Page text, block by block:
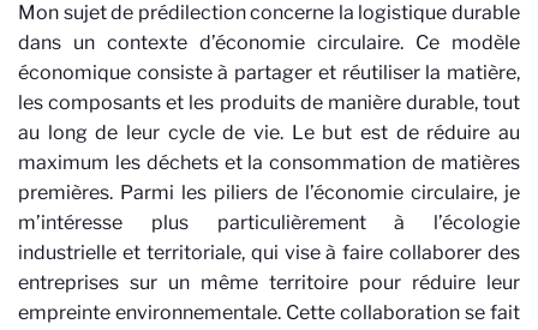
Mon sujet de prédilection concerne la logistique durable
dans un contexte d’économie circulaire. Ce modèle
économique consiste à partager et réutiliser la matière,
les composants et les produits de manière durable, tout
au long de leur cycle de vie. Le but est de réduire au
maximum les déchets et la consommation de matières
premières. Parmi les piliers de l’économie circulaire, je
m’intéresse plus particulièrement à l’écologie
industrielle et territoriale, qui vise à faire collaborer des
entreprises sur un même territoire pour réduire leur
empreinte environnementale. Cette collaboration se fait